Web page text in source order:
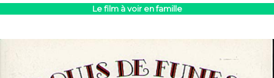
Le film à voir en famille